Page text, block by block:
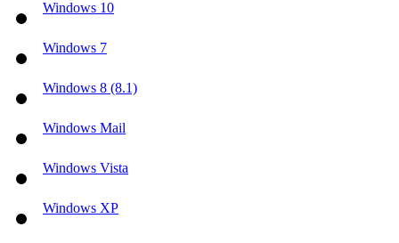
Windows 10
Windows 7
Windows 8 (8.1)
Windows Mail
Windows Vista
Windows XP